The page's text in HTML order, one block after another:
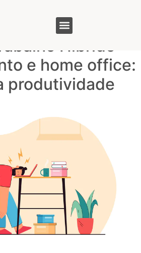
híbrido
Híbrido –
e home office:
produtividade